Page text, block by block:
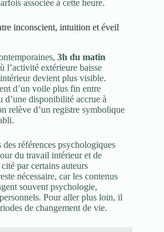
associée à cette heure.
inconscient, intuition et éveil
3h du matin
l’activité extérieure baisse
devient plus visible.
d’un voile plus fin entre
d’une disponibilité accrue à
relève d’un registre symbolique
références psychologiques
du travail intérieur et de
cité par certains auteurs
nécessaire, car les contenus
souvent psychologie,
Pour aller plus loin, il
de changement de vie.